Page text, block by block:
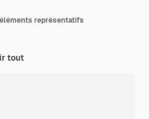
représentatifs
tout